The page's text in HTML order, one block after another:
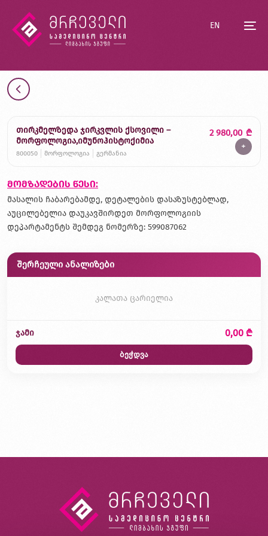
EN
თირკმელზედა ჯირკვლის ქსოვილი –
მორფოლოგია,იმუნოჰისტოქიმია
800050 მორფოლოგია გერმანია
2 980,00 ₾
+
მომზადების წესი:
მასალის ჩაბარებამდე, დეტალების დასაზუსტებლად,
აუცილებელია დაუკავშირდეთ მორფოლოგიის
დეპარტამენტს შემდეგ ნომერზე: 599087062
შერჩეული ანალიზები
კალათა ცარიელია
ჯამი 0,00 ₾
ბეჭდვა